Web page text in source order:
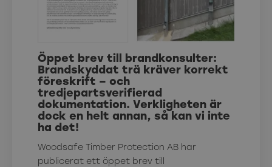
Öppet brev till brandkonsulter:
Brandskyddat trä kräver korrekt
föreskrift – och
tredjepartsverifierad
dokumentation. Verkligheten är
dock en helt annan, så kan vi inte
ha det!
Woodsafe Timber Protection AB har
publicerat ett öppet brev till